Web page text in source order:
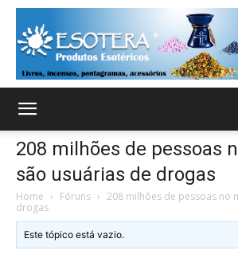
208 milhões de pessoas
são usuárias de drogas
Home › Fóruns › 208 milhões de pessoas no
drogas
Este tópico está vazio.